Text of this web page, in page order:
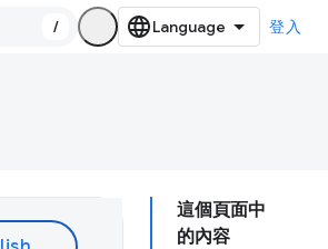
/ 登入
這個頁面中
的內容